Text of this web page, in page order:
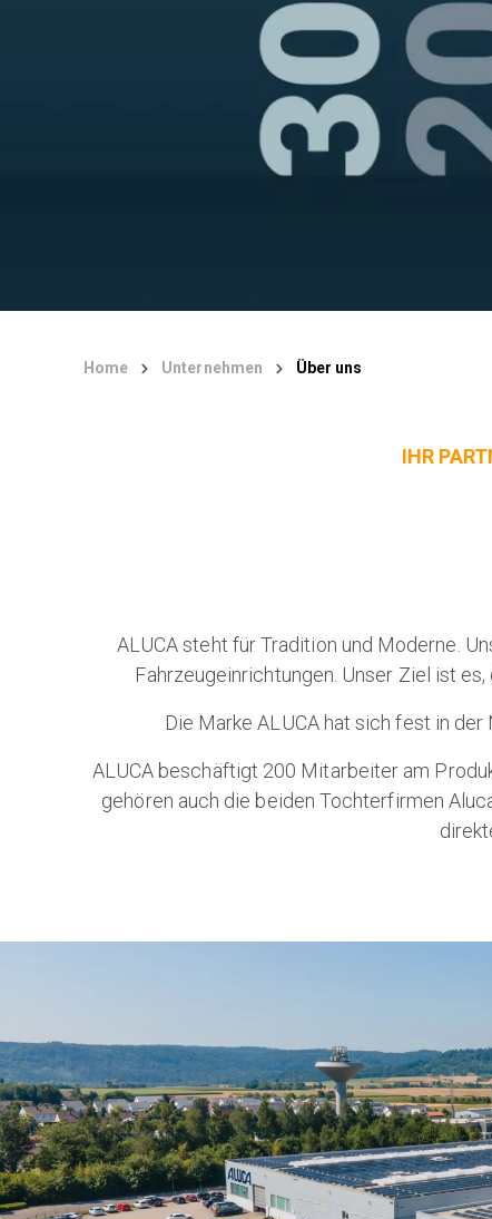
Home Unternehmen Über uns
IHR
ALUCA steht für Tradition und Moderne.
Fahrzeugeinrichtungen. Unser Ziel ist
Die Marke ALUCA hat sich fest in
ALUCA beschäftigt 200 Mitarbeiter am
gehören auch die beiden Tochterfirmen